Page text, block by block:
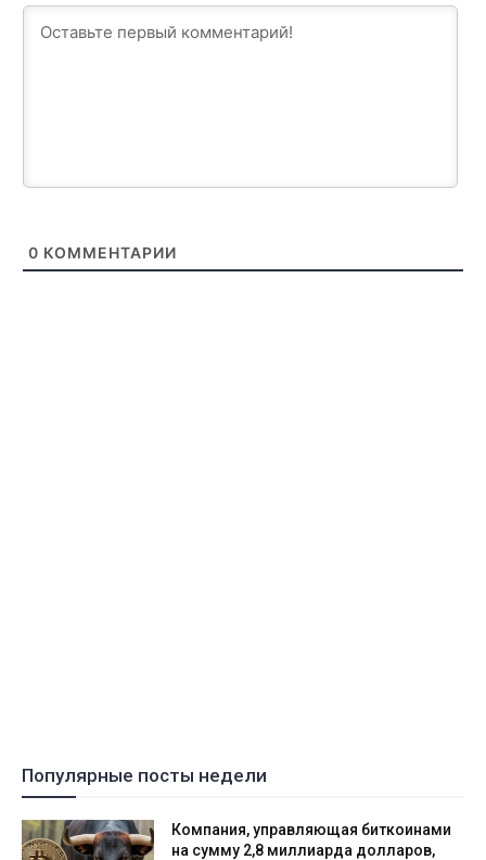
0 КОММЕНТАРИИ
Популярные посты недели
Компания, управляющая биткоинами
на сумму 2,8 миллиарда долларов,